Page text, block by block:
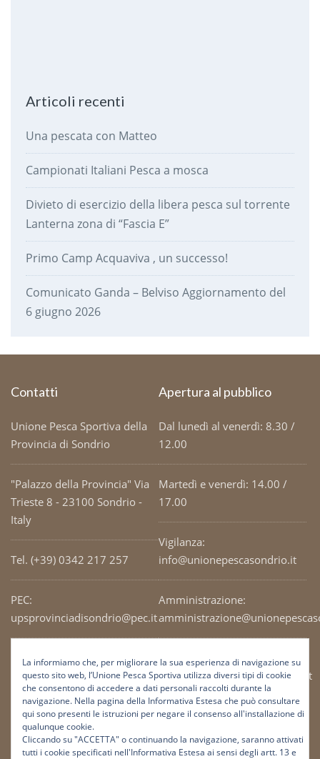
Articoli recenti
Una pescata con Matteo
Campionati Italiani Pesca a mosca
Divieto di esercizio della libera pesca sul torrente
Lanterna zona di “Fascia E”
Primo Camp Acquaviva , un successo!
Comunicato Ganda – Belviso Aggiornamento del
6 giugno 2026
Contatti
Unione Pesca Sportiva della
Provincia di Sondrio
"Palazzo della Provincia" Via
Trieste 8 - 23100 Sondrio -
Italy
Tel. (+39) 0342 217 257
PEC:
upsprovinciadisondrio@pec.it
Codice Fiscale: 93003690141
Apertura al pubblico
Dal lunedì al venerdì: 8.30 /
12.00
Martedì e venerdì: 14.00 /
17.00
Vigilanza:
info@unionepescasondrio.it
Amministrazione:
Ufficio tecnico:
tecnico@unionepescasondrio.it
Informazioni:
info@unionepescasondrio.it
La informiamo che, per migliorare la sua esperienza di navigazione su
questo sito web, l’Unione Pesca Sportiva utilizza diversi tipi di cookie
che consentono di accedere a dati personali raccolti durante la
navigazione. Nella pagina della Informativa Estesa che può consultare
qui sono presenti le istruzioni per negare il consenso all'installazione di
qualunque cookie.
Cliccando su "ACCETTA" o continuando la navigazione, saranno attivati
tutti i cookie specificati nell'Informativa Estesa ai sensi degli artt. 13 e